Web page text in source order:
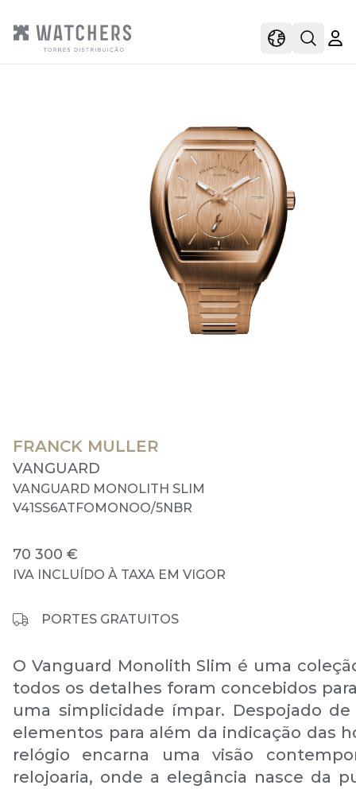
viewOpen
FRANCK MULLER
VANGUARD
VANGUARD MONOLITH SLIM
V41SS6ATFOMONOO/5NBR
70 300 €
IVA INCLUÍDO À TAXA EM VIGOR
PORTES GRATUITOS
O Vanguard Monolith Slim é uma
todos os detalhes foram concebidos
uma simplicidade ímpar. Despojado
elementos para além da indicação das
relógio encarna uma visão
relojoaria, onde a elegância nasce da